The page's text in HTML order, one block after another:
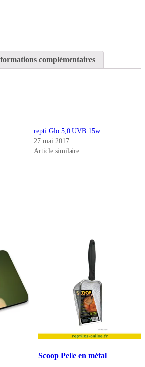
complémentaires
repti Glo 5,0 UVB 15w
27 mai 2017
Article similaire
Scoop Pelle en métal